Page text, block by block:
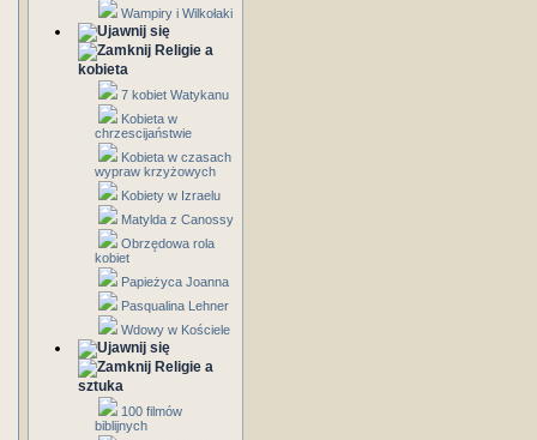
Wampiry i Wilkołaki
Religie a
kobieta
7 kobiet Watykanu
Kobieta w
chrzescijaństwie
Kobieta w czasach
wypraw krzyżowych
Kobiety w Izraelu
Matylda z Canossy
Obrzędowa rola
kobiet
Papieżyca Joanna
Pasqualina Lehner
Wdowy w Kościele
Religie a
sztuka
100 filmów
biblijnych